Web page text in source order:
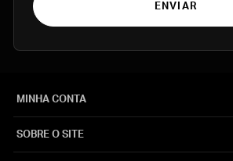
ENVIAR
MINHA CONTA
SOBRE O SITE